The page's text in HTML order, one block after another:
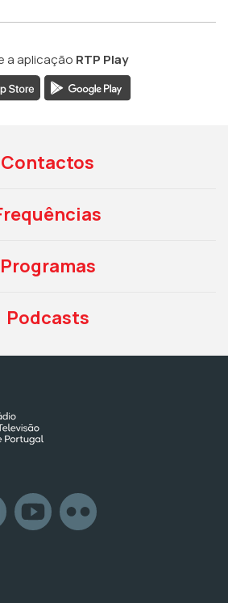
a aplicação RTP Play
Contactos
Programas
Podcasts